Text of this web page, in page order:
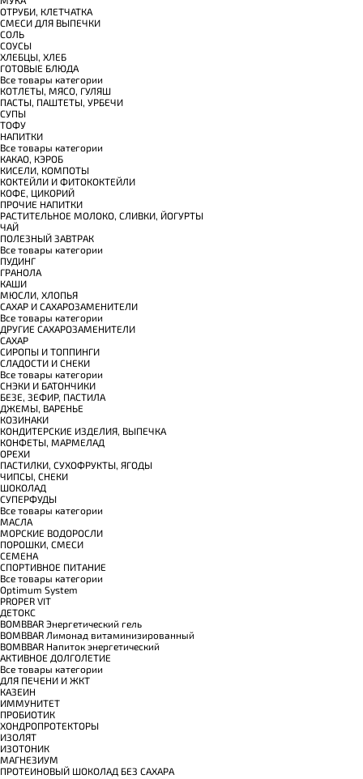
ОТРУБИ, КЛЕТЧАТКА
СМЕСИ ДЛЯ ВЫПЕЧКИ
СОЛЬ
СОУСЫ
ХЛЕБЦЫ, ХЛЕБ
ГОТОВЫЕ БЛЮДА
Все товары категории
КОТЛЕТЫ, МЯСО, ГУЛЯШ
ПАСТЫ, ПАШТЕТЫ, УРБЕЧИ
СУПЫ
ТОФУ
НАПИТКИ
Все товары категории
КАКАО, КЭРОБ
КИСЕЛИ, КОМПОТЫ
КОКТЕЙЛИ И ФИТОКОКТЕЙЛИ
КОФЕ, ЦИКОРИЙ
ПРОЧИЕ НАПИТКИ
РАСТИТЕЛЬНОЕ МОЛОКО, СЛИВКИ, ЙОГУРТЫ
ЧАЙ
ПОЛЕЗНЫЙ ЗАВТРАК
Все товары категории
ПУДИНГ
ГРАНОЛА
КАШИ
МЮСЛИ, ХЛОПЬЯ
САХАР И САХАРОЗАМЕНИТЕЛИ
Все товары категории
ДРУГИЕ САХАРОЗАМЕНИТЕЛИ
САХАР
СИРОПЫ И ТОППИНГИ
СЛАДОСТИ И СНЕКИ
Все товары категории
СНЭКИ И БАТОНЧИКИ
БЕЗЕ, ЗЕФИР, ПАСТИЛА
ДЖЕМЫ, ВАРЕНЬЕ
КОЗИНАКИ
КОНДИТЕРСКИЕ ИЗДЕЛИЯ, ВЫПЕЧКА
КОНФЕТЫ, МАРМЕЛАД
ОРЕХИ
ПАСТИЛКИ, СУХОФРУКТЫ, ЯГОДЫ
ЧИПСЫ, СНЕКИ
ШОКОЛАД
СУПЕРФУДЫ
Все товары категории
МАСЛА
МОРСКИЕ ВОДОРОСЛИ
ПОРОШКИ, СМЕСИ
СЕМЕНА
СПОРТИВНОЕ ПИТАНИЕ
Все товары категории
Optimum System
PROPER VIT
ДЕТОКС
BOMBBAR Энергетический гель
BOMBBAR Лимонад витаминизированный
BOMBBAR Напиток энергетический
АКТИВНОЕ ДОЛГОЛЕТИЕ
Все товары категории
ДЛЯ ПЕЧЕНИ И ЖКТ
КАЗЕИН
ИММУНИТЕТ
ПРОБИОТИК
ХОНДРОПРОТЕКТОРЫ
ИЗОЛЯТ
ИЗОТОНИК
МАГНЕЗИУМ
ПРОТЕИНОВЫЙ ШОКОЛАД БЕЗ САХАРА